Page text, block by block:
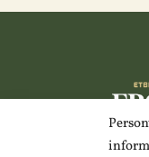
Kontaktinformasjon: